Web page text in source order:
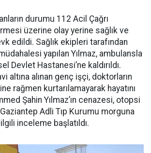
durumu 112 Acil Çağrı
üzerine olay yerine sağlık ve
edildi. Sağlık ekipleri tarafından
yapılan Yılmaz, ambulansla
Devlet Hastanesi’ne kaldırıldı.
altına alınan genç işçi, doktorların
rağmen kurtarılamayarak hayatını
Şahin Yılmaz’ın cenazesi, otopsi
Adli Tıp Kurumu morguna
ilgili inceleme başlatıldı.